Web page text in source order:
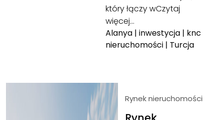
który łączy wCzytaj
więcej…
Alanya |inwestycja | knc
nieruchomości | Turcja
Rynek nieruchomości